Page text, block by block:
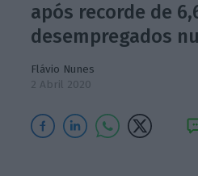
após recorde de
desempregados
Flávio Nunes
2 Abril 2020